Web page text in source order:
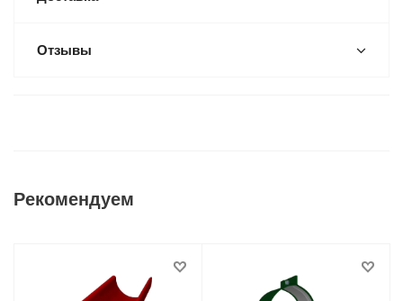
Отзывы
Рекомендуем